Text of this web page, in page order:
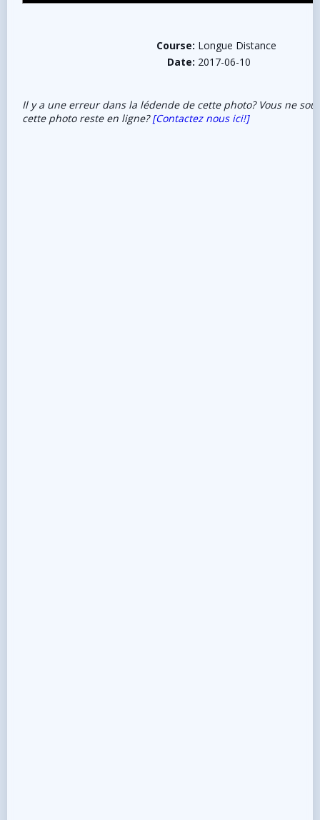
Course: Longue Distance
Date: 2017-06-10
Il y a une erreur dans la lédende de cette photo? Vous ne
cette photo reste en ligne?[Contactez nous ici!]